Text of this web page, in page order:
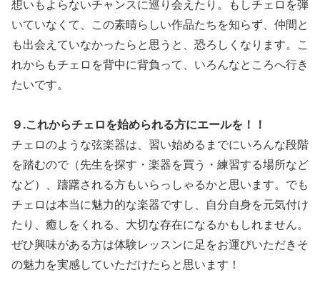
想いもよらないチャンスに巡り会えたり。もしチェロを弾
いていなくて、この素晴らしい作品たちを知らず、仲間と
も出会えていなかったらと思うと、恐ろしくなります。こ
れからもチェロを背中に背負って、いろんなところへ行き
たいです。
９.これからチェロを始められる方にエールを！！
チェロのような弦楽器は、習い始めるまでにいろんな段階
を踏むので（先生を探す・楽器を買う・練習する場所など
など）、躊躇される方もいらっしゃるかと思います。でも
チェロは本当に魅力的な楽器ですし、自分自身を元気付け
たり、癒しをくれる、大切な存在になるかもしれません。
ぜひ興味がある方は体験レッスンに足をお運びいただきそ
の魅力を実感していただけたらと思います！